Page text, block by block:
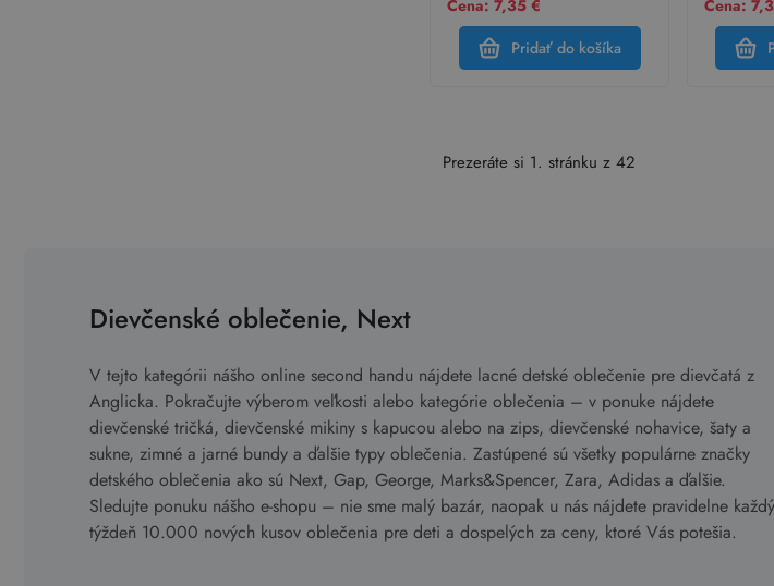
Cena: 7,35 €
Pridať do košíka
Cena:
Prezeráte si 1. stránku z 42
Dievčenské oblečenie, Next
V tejto kategórii nášho online second handu nájdete lacné detské oblečenie pre dievčatá z
Anglicka. Pokračujte výberom veľkosti alebo kategórie oblečenia – v ponuke nájdete
dievčenské tričká, dievčenské mikiny s kapucou alebo na zips, dievčenské nohavice, šaty a
sukne, zimné a jarné bundy a ďalšie typy oblečenia. Zastúpené sú všetky populárne značky
detského oblečenia ako sú Next, Gap, George, Marks&Spencer, Zara, Adidas a ďalšie.
Sledujte ponuku nášho e-shopu – nie sme malý bazár, naopak u nás nájdete pravidelne každý
týždeň 10.000 nových kusov oblečenia pre deti a dospelých za ceny, ktoré Vás potešia.